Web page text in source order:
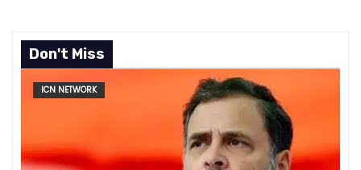
Don't Miss
ICN NETWORK